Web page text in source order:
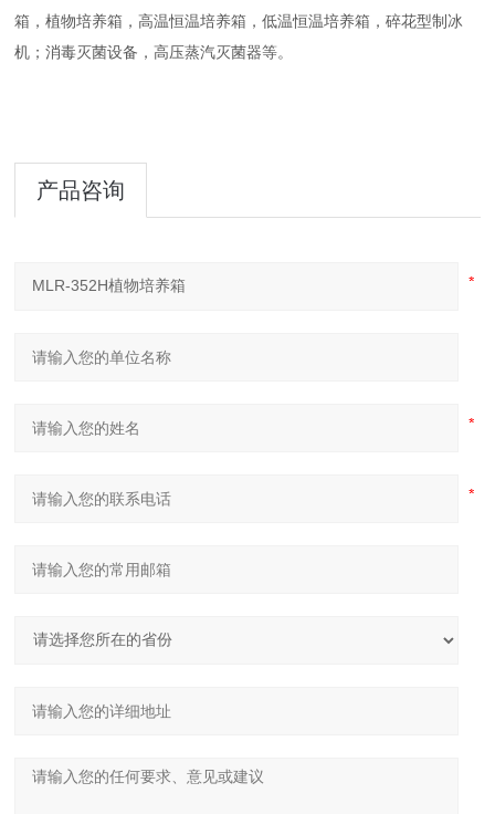
箱，植物培养箱，高温恒温培养箱，低温恒温培养箱，碎花型制冰
机；消毒灭菌设备，高压蒸汽灭菌器等。
产品咨询